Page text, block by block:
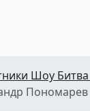
Шоу
Пономарев